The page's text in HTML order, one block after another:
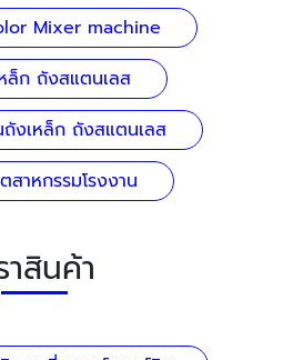
Mixer machine
ล็ก ถังสแตนเลส
งเหล็ก ถังสแตนเลส
าหกรรมโรงงาน
สินค้า